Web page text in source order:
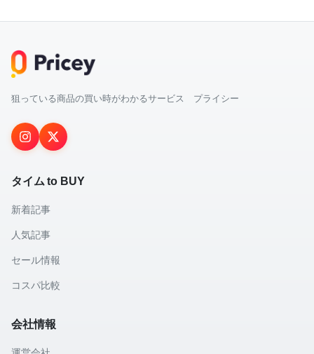
狙っている商品の買い時がわかるサービス プライシー
タイム to BUY
新着記事
人気記事
セール情報
コスパ比較
会社情報